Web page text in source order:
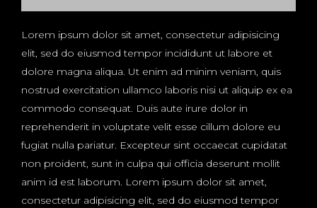
Lorem ipsum dolor sit amet, consectetur adipisicing
elit, sed do eiusmod tempor incididunt ut labore et
dolore magna aliqua. Ut enim ad minim veniam, quis
nostrud exercitation ullamco laboris nisi ut aliquip ex ea
commodo consequat. Duis aute irure dolor in
reprehenderit in voluptate velit esse cillum dolore eu
fugiat nulla pariatur. Excepteur sint occaecat cupidatat
non proident, sunt in culpa qui officia deserunt mollit
anim id est laborum. Lorem ipsum dolor sit amet,
consectetur adipisicing elit, sed do eiusmod tempor